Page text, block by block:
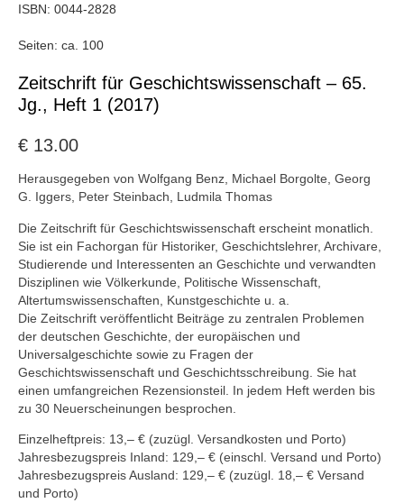
ISBN: 0044-2828
Seiten: ca. 100
Zeitschrift für Geschichtswissenschaft – 65.
Jg., Heft 1 (2017)
€ 13.00
Herausgegeben von Wolfgang Benz, Michael Borgolte, Georg
G. Iggers, Peter Steinbach, Ludmila Thomas
Die Zeitschrift für Geschichtswissenschaft erscheint monatlich.
Sie ist ein Fachorgan für Historiker, Geschichtslehrer, Archivare,
Studierende und Interessenten an Geschichte und verwandten
Disziplinen wie Völkerkunde, Politische Wissenschaft,
Altertumswissenschaften, Kunstgeschichte u. a.
Die Zeitschrift veröffentlicht Beiträge zu zentralen Problemen
der deutschen Geschichte, der europäischen und
Universalgeschichte sowie zu Fragen der
Geschichtswissenschaft und Geschichtsschreibung. Sie hat
einen umfangreichen Rezensionsteil. In jedem Heft werden bis
zu 30 Neuerscheinungen besprochen.
Einzelheftpreis: 13,– € (zuzügl. Versandkosten und Porto)
Jahresbezugspreis Inland: 129,– € (einschl. Versand und Porto)
Jahresbezugspreis Ausland: 129,– € (zuzügl. 18,– € Versand
und Porto)